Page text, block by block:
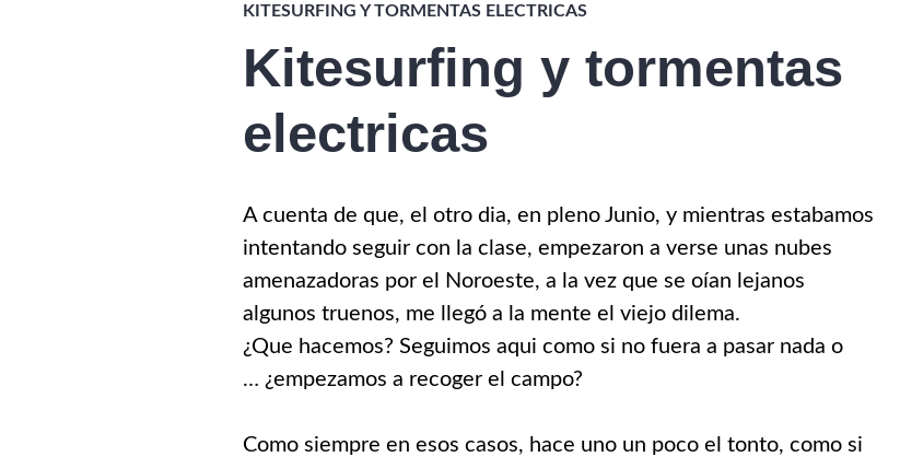
KITESURFING Y TORMENTAS ELECTRICAS
Kitesurfing y tormentas
electricas
A cuenta de que, el otro dia, en pleno Junio, y mientras estabamos
intentando seguir con la clase, empezaron a verse unas nubes
amenazadoras por el Noroeste, a la vez que se oían lejanos
algunos truenos, me llegó a la mente el viejo dilema.
¿Que hacemos? Seguimos aqui como si no fuera a pasar nada o
… ¿empezamos a recoger el campo?
Como siempre en esos casos, hace uno un poco el tonto, como si